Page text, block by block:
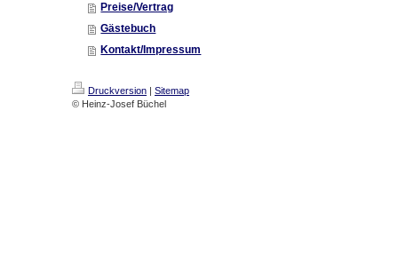
Preise/Vertrag
Gästebuch
Kontakt/Impressum
Druckversion | Sitemap
© Heinz-Josef Büchel